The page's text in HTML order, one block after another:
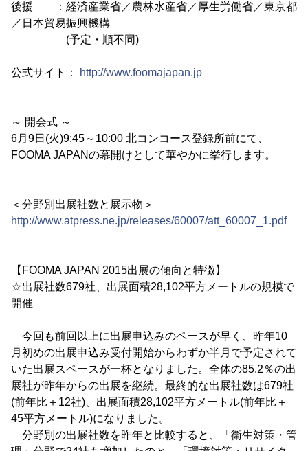
後援 ：経済産業省／農林水産省／厚生労働省／東京都
／日本貿易振興機構
(予定・順不同)
公式サイト： http://www.foomajapan.jp
～ 開会式 ～
6月9日(火)9:45～10:00 北コンコース登録所前にて、
FOOMA JAPANの幕開けとして華やかに挙行します。
＜分野別出展社数と展示物＞
http://www.atpress.ne.jp/releases/60007/att_60007_1.pdf
【FOOMA JAPAN 2015出展の傾向と特徴】
☆出展社数679社、出展面積28,102平方メートルの規模で
開催
今回も前回以上に出展申込みのペースが早く、昨年10
月初めの出展申込み受付開始からわずか半月で予定されて
いた出展スペースが一杯となりました。全体の85.2％の出
展社が昨年からの出展を継続。最終的な出展社数は679社
(前年比＋12社)、出展面積28,102平方メートル(前年比＋
45平方メートル)になりました。
分野別の出展社数を昨年と比較すると、「衛生対策・管